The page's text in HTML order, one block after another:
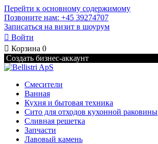
Перейти к основному содержимому
Позвоните нам: +45 39274707
Записаться на визит в шоурум
 Войти
 Корзина 0
Создать бизнес-аккаунт
Смесители
Ванная
Кухня и бытовая техника
Сито для отходов кухонной раковины
Сливная решетка
Запчасти
Лавовый камень